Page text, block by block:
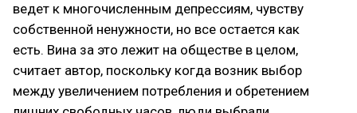
ведет к многочисленным депрессиям, чувству
собственной ненужности, но все остается как
есть. Вина за это лежит на обществе в целом,
считает автор, поскольку когда возник выбор
между увеличением потребления и обретением